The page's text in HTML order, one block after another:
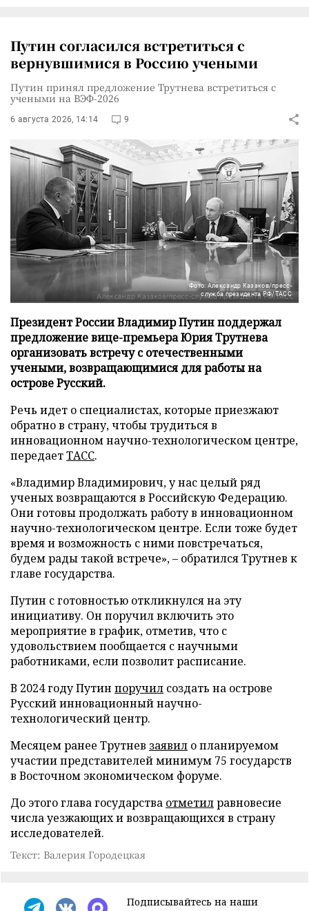
Путин согласился встретиться с
вернувшимися в Россию учеными
Путин принял предложение Трутнева встретиться с
учеными на ВЭФ-2026
6 августа 2026, 14:14 9
Фото: Александр Казаков/пресс-
служба президента РФ/ТАСС
Президент России Владимир Путин поддержал
предложение вице-премьера Юрия Трутнева
организовать встречу с отечественными
учеными, возвращающимися для работы на
острове Русский.
Речь идет о специалистах, которые приезжают
обратно в страну, чтобы трудиться в
инновационном научно-технологическом центре,
передаетТАСС.
«Владимир Владимирович, у нас целый ряд
ученых возвращаются в Российскую Федерацию.
Они готовы продолжать работу в инновационном
научно-технологическом центре. Если тоже будет
время и возможность с ними повстречаться,
будем рады такой встрече», – обратился Трутнев к
главе государства.
Путин с готовностью откликнулся на эту
инициативу. Он поручил включить это
мероприятие в график, отметив, что с
удовольствием пообщается с научными
работниками, если позволит расписание.
В 2024 году Путин поручил создать на острове
Русский инновационный научно-
технологический центр.
Месяцем ранее Трутнев заявил о планируемом
участии представителей минимум 75 государств
в Восточном экономическом форуме.
До этого глава государства отметилравновесие
числа уезжающих и возвращающихся в страну
исследователей.
Текст: Валерия Городецкая
Подписывайтесь на наши